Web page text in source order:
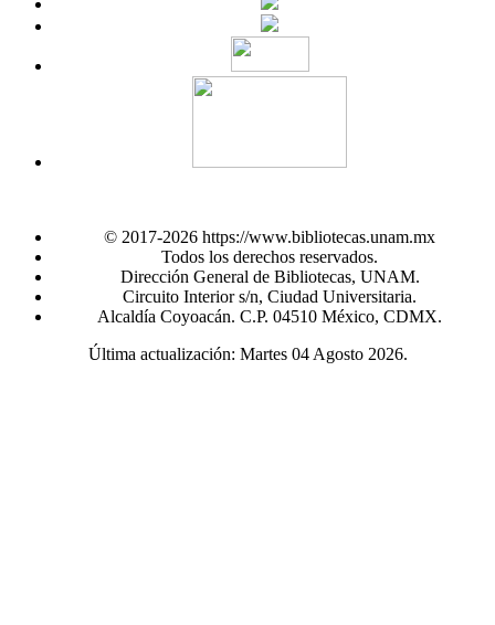
© 2017-2026 https://www.bibliotecas.unam.mx
Todos los derechos reservados.
Dirección General de Bibliotecas, UNAM.
Circuito Interior s/n, Ciudad Universitaria.
Alcaldía Coyoacán. C.P. 04510 México, CDMX.
Última actualización: Martes 04 Agosto 2026.